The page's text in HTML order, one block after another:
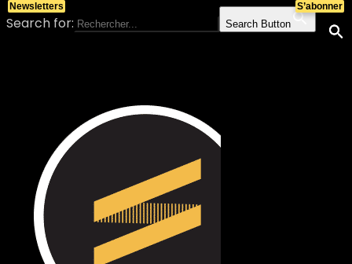
Search for: Search Button
S’abonner
Newsletters